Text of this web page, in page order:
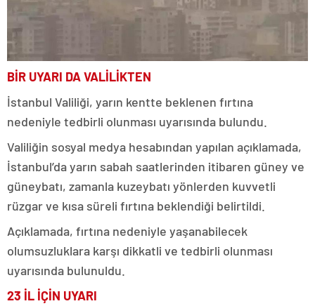
BİR UYARI DA VALİLİKTEN
İstanbul Valiliği, yarın kentte beklenen fırtına
nedeniyle tedbirli olunması uyarısında bulundu.
Valiliğin sosyal medya hesabından yapılan açıklamada,
İstanbul’da yarın sabah saatlerinden itibaren güney ve
güneybatı, zamanla kuzeybatı yönlerden kuvvetli
rüzgar ve kısa süreli fırtına beklendiği belirtildi.
Açıklamada, fırtına nedeniyle yaşanabilecek
olumsuzluklara karşı dikkatli ve tedbirli olunması
uyarısında bulunuldu.
23 İL İÇİN UYARI